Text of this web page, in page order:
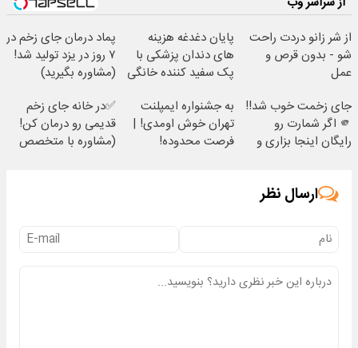
از شر زانو دردت راحت
شو - بدون قرص و
عمل
پایان دغدغه هزینه
های دندان پزشکی با
پک سفید کننده خانگی
پماد درمان جای زخم در
۷ روز در یزد تولید شد!
(مشاوره بگیرید)
جای زخمت خوب شد!!
🫵 اگر شمارت رو
رایگان اینجا بزاری و
به جشنواره ایمپلنت
تهران خوش اومدی! |
فرصت محدوده!
✅در خانه جای زخم
قدیمی رو درمان کن!
(مشاوره با متخصص
ارسال نظر